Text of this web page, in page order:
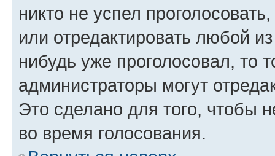
никто не успел
или отредактировать любой
нибудь уже проголосовал, то
администраторы могут
Это сделано для того, чтобы
во время голосования.